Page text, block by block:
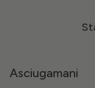
Asciugamani